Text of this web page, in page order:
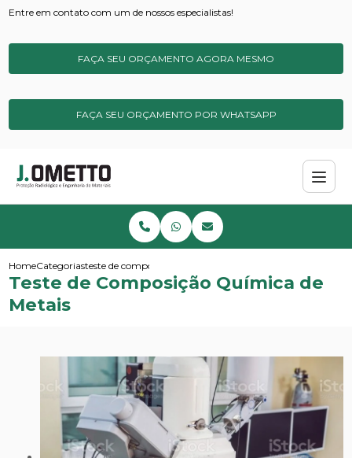
Entre em contato com um de nossos especialistas!
FAÇA SEU ORÇAMENTO AGORA MESMO
FAÇA SEU ORÇAMENTO POR WHATSAPP
HomeCategoriasteste de composicao quimica de metais
Teste de Composição Química de
Metais